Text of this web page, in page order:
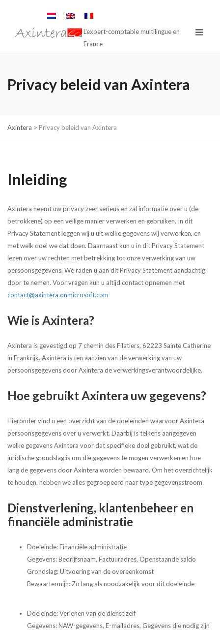
L'expert-comptable multilingue en
France
Privacy beleid van Axintera
Axintera > Privacy beleid van Axintera
Inleiding
Axintera neemt uw privacy zeer serieus en zal informatie over u (de
betrokkene) op een veilige manier verwerken en gebruiken. In dit
Privacy Statement leggen wij u uit welke gegevens wij verwerken, en
met welk doel we dat doen. Daarnaast kun u in dit Privacy Statement
lezen over uw rechten met betrekking tot onze verwerking van uw
persoonsgegevens. We raden u aan dit Privacy Statement aandachtig
door te nemen. Voor vragen kun u altijd contact opnemen met
contact@axintera.onmicrosoft.com
Wie is Axintera?
Axintera is gevestigd op 7 chemin des Filatiers, 62223 Sainte Catherine
in Frankrijk. Axintera is ten aanzien van de verwerking van uw
persoonsgegevens door Axintera de verwerkingsverantwoordelijke.
Hoe gebruikt Axintera uw gegevens?
Hieronder vind u een overzicht van de doeleinden waarvoor Axintera
persoonsgegevens over u verwerkt. Daarbij is telkens aangegeven
welke gegevens Axintera voor dat specifieke doel gebruikt, wat de
juridische grondslag is om die gegevens te mogen verwerken en hoe
lang de gegevens door Axintera worden bewaard. Om het overzichtelijk
te houden, hebben we alles gegroepeerd naar type gegevensstroom.
Dienstverlening, klantenbeheer en
financiële administratie
Doeleinde: Financiële administratie
Gegevens: Bedrijfsnaam, Factuuradres, Openstaande saldo
Grondslag: Uitvoering van de overeenkomst
Bewaartermijn: Zo lang als noodzakelijk voor dit doeleinde
Doeleinde: Verlenen van de dienst zelf
Gegevens: NAW-gegevens, E-mailadres, Gegevens die nodig zijn